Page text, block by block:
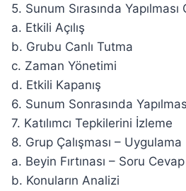
5. Sunum Sırasında
a. Etkili Açılış
b. Grubu Canlı Tutma
c. Zaman Yönetimi
d. Etkili Kapanış
6. Sunum Sonrasında
7. Katılımcı Tepkilerini İzleme
8. Grup Çalışması – Uygulama
a. Beyin Fırtınası – Soru Cevap
b. Konuların Analizi